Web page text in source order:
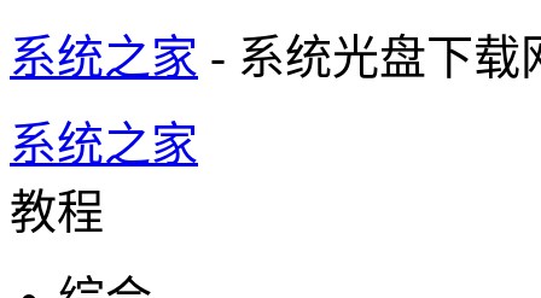
系统之家 - 系统光盘下载
系统之家
教程